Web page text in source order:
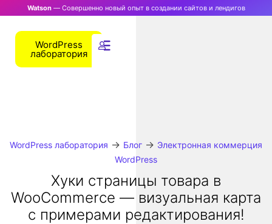
Watson— Совершенно новый опыт в создании сайтов и лендигов
WordPress
лаборатория
WordPress лаборатория → Блог → Электронная коммерция
WordPress
Хуки страницы товара в
WooCommerce — визуальная карта
с примерами редактирования!